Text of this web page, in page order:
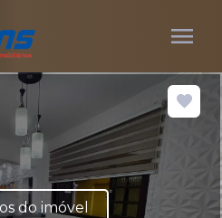
menu
do imóvel